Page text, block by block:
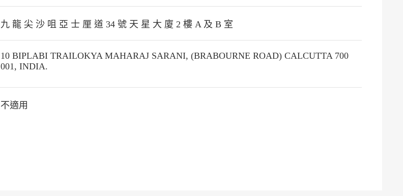
九 龍 尖 沙 咀 亞 士 厘 道 34 號 天 星 大 廈 2 樓 A 及 B 室
10 BIPLABI TRAILOKYA MAHARAJ SARANI, (BRABOURNE ROAD) CALCUTTA 700
001, INDIA.
不適用